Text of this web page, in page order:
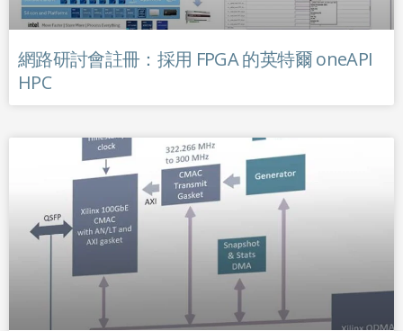
網路研討會註冊：採用 FPGA 的英特爾 oneAPI
HPC